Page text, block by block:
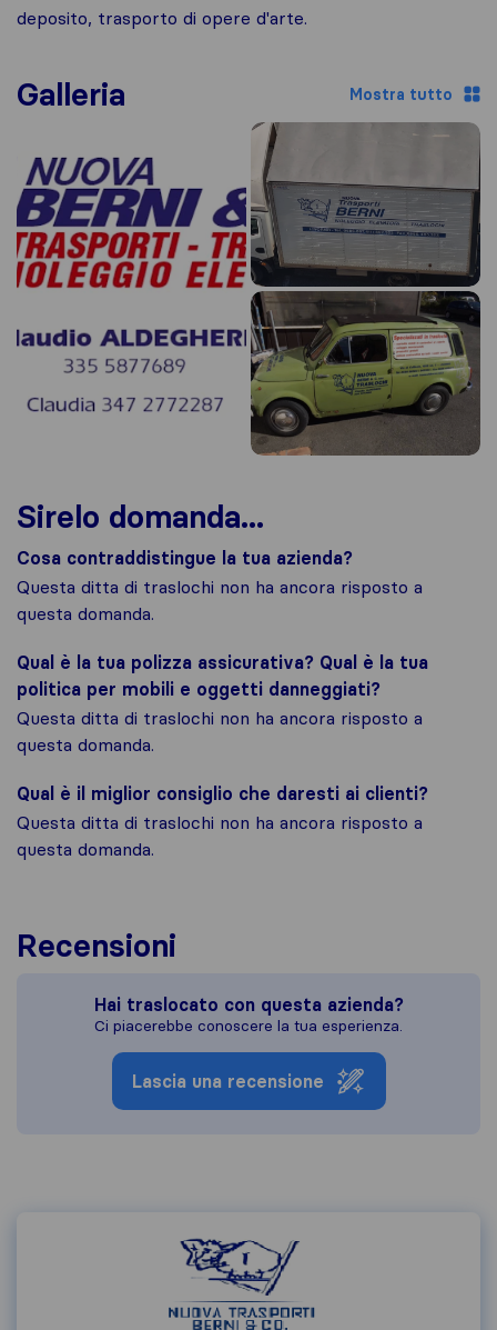
deposito, trasporto di opere d'arte.
Galleria Mostra tutto
Sirelo domanda...
Cosa contraddistingue la tua azienda?
Questa ditta di traslochi non ha ancora risposto a
questa domanda.
Qual è la tua polizza assicurativa? Qual è la tua
politica per mobili e oggetti danneggiati?
Questa ditta di traslochi non ha ancora risposto a
questa domanda.
Qual è il miglior consiglio che daresti ai clienti?
Questa ditta di traslochi non ha ancora risposto a
questa domanda.
Recensioni
Hai traslocato con questa azienda?
Ci piacerebbe conoscere la tua esperienza.
Lascia una recensione